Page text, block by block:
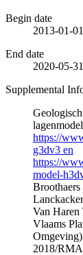
Begin date
2013-01-01
End date
2020-05-31
Supplemental
https://
g3dv3 en
https://
model-
Van Haren
Vlaams
2018/